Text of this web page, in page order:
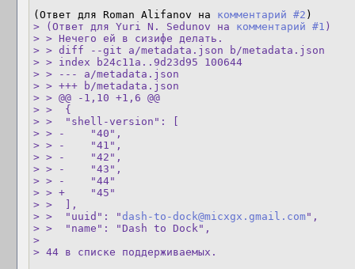
(Ответ для Roman Alifanov на комментарий #2
> (Ответ для Yuri N. Sedunov на комментарий #1 )
> > Нечего ей в сизифе делать.
> > diff --git a/metadata.json b/metadata.json
> > index b24c11a..9d23d95 100644
> > --- a/metadata.json
> > +++ b/metadata.json
> > @@ -1,10 +1,6 @@
> >  {
> >  "shell-version": [
> > -    "40",
> > -    "41",
> > -    "42",
> > -    "43",
> > -    "44"
> > +    "45"
> >  ],
> >  "uuid": "dash-to-dock@micxgx.gmail.com",
> >  "name": "Dash to Dock",
>
> 44 в списке поддерживаемых.